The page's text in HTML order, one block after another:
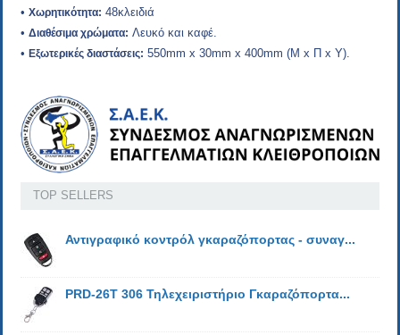
• Χωρητικότητα: 48κλειδιά
• Διαθέσιμα χρώματα: Λευκό και καφέ.
• Εξωτερικές διαστάσεις: 550mm x 30mm x 400mm (Μ x Π x Υ).
TOP SELLERS
Αντιγραφικό κοντρόλ γκαραζόπορτας - συναγ...
PRD-26T 306 Τηλεχειριστήριο Γκαραζόπορτα...